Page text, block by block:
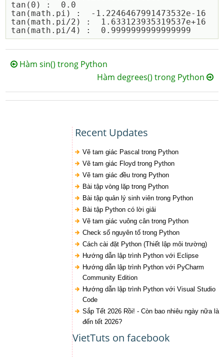
tan(0) :  0.0
tan(math.pi) :  -1.2246467991473532e-16
tan(math.pi/2) :  1.633123935319537e+16
Hàm sin() trong Python
Hàm degrees() trong Python
Recent Updates
Vẽ tam giác Pascal trong Python
Vẽ tam giác Floyd trong Python
Vẽ tam giác đều trong Python
Bài tập vòng lặp trong Python
Bài tập quản lý sinh viên trong Python
Bài tập Python có lời giải
Vẽ tam giác vuông cân trong Python
Check số nguyên tố trong Python
Cách cài đặt Python (Thiết lập môi trường)
Hướng dẫn lập trình Python với Eclipse
Hướng dẫn lập trình Python với PyCharm
Community Edition
Hướng dẫn lập trình Python với Visual Studio
Code
Sắp Tết 2026 Rồi! - Còn bao nhiêu ngày nữa là
đến tết 2026?
VietTuts on facebook